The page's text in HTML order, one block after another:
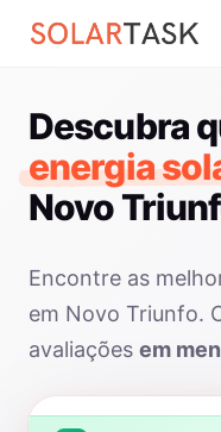
Descubra
energia
Novo
Encontre as
em Novo Triunfo.
avaliações em